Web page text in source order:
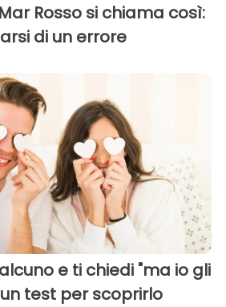
Rosso si chiama così:
di un errore
e ti chiedi "ma io gli
test per scoprirlo